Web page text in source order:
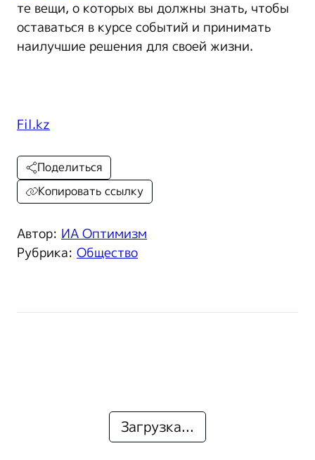
те вещи, о которых вы должны знать, чтобы
оставаться в курсе событий и принимать
наилучшие решения для своей жизни.
Fil.kz
Автор: ИА Оптимизм
Рубрика: Общество
Поделиться
Копировать ссылку
Загрузка...